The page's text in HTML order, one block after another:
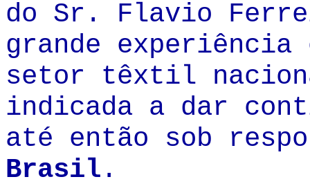
do Sr. Flavio
grande experiência
setor têxtil
indicada a dar
até então sob
Brasil .